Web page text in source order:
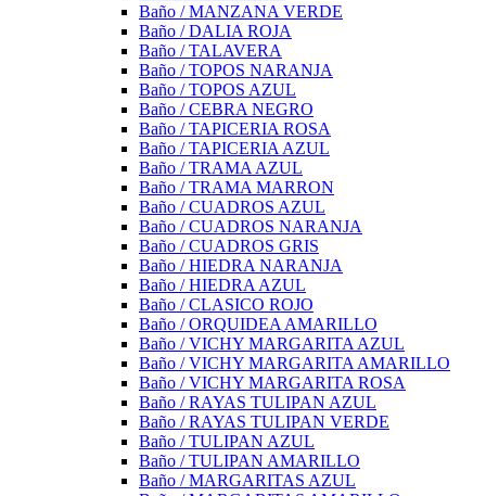
Baño / MANZANA VERDE
Baño / DALIA ROJA
Baño / TALAVERA
Baño / TOPOS NARANJA
Baño / TOPOS AZUL
Baño / CEBRA NEGRO
Baño / TAPICERIA ROSA
Baño / TAPICERIA AZUL
Baño / TRAMA AZUL
Baño / TRAMA MARRON
Baño / CUADROS AZUL
Baño / CUADROS NARANJA
Baño / CUADROS GRIS
Baño / HIEDRA NARANJA
Baño / HIEDRA AZUL
Baño / CLASICO ROJO
Baño / ORQUIDEA AMARILLO
Baño / VICHY MARGARITA AZUL
Baño / VICHY MARGARITA AMARILLO
Baño / VICHY MARGARITA ROSA
Baño / RAYAS TULIPAN AZUL
Baño / RAYAS TULIPAN VERDE
Baño / TULIPAN AZUL
Baño / TULIPAN AMARILLO
Baño / MARGARITAS AZUL